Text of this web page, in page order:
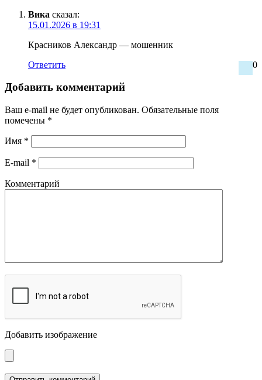
Вика сказал:
15.01.2026 в 19:31
Красников Александр — мошенник
0
Ответить
Добавить комментарий
Ваш e-mail не будет опубликован. Обязательные поля
помечены *
Имя *
E-mail *
Комментарий
Добавить изображение